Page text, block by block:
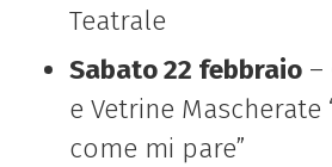
Teatrale
Sabato 22 febbraio–
e Vetrine Mascherate
come mi pare”